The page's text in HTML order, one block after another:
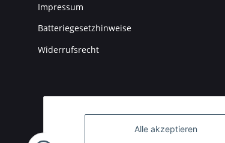
Alle akzeptieren
Impressum
Batteriegesetzhinweise
Widerrufsrecht